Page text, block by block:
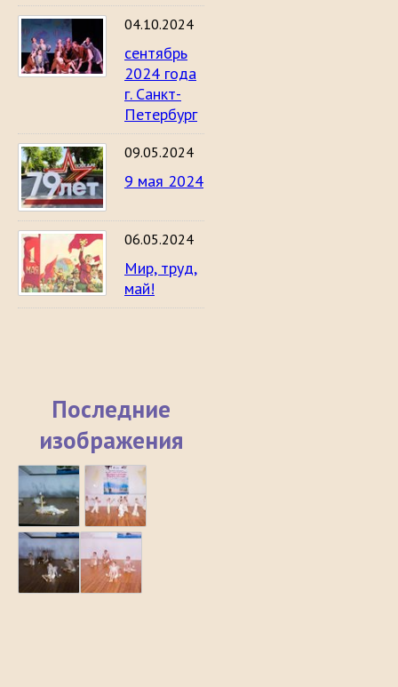
04.10.2024
сентябрь
2024 года
г. Санкт-
Петербург
09.05.2024
9 мая 2024
06.05.2024
Мир, труд,
май!
Последние
изображения